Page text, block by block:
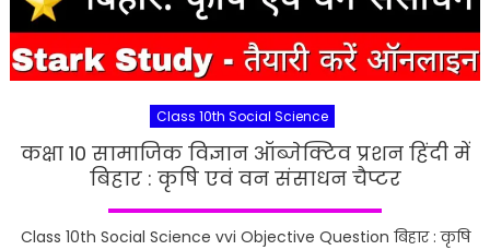
Class 10th Social Science
कक्षा 10 सामाजिक विज्ञान ऑब्जेक्टिव प्रशन हिंदी में
बिहार : कृषि एवं वन संसाधन चैप्टर
Class 10th Social Science vvi Objective Question बिहार : कृषि